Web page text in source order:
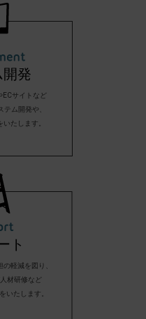
開発
ECサイトなど
テム開発や、
たします。
ト
軽減を図り、
材研修など
いたします。